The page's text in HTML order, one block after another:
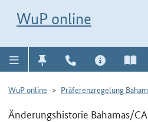
WuP online
WuP online Präferenzregelung
Änderungshistorie Bahamas/